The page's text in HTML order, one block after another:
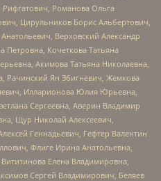
Романова Ольга
Цирульников Борис Альбертович,
Верховский Александр
Кочеткова Татьяна
Акимова Татьяна Николаевна,
Рачинский Ян Збигневич, Жемкова
Илларионова Юлия Юрьевна,
Сергеевна, Аверин Владимир
Щур Николай Алексеевич,
Геннадьевич, Гефтер Валентин
Флиге Ирина Анатольевна,
Елена Владимировна,
Сергей Владимирович, Беляев